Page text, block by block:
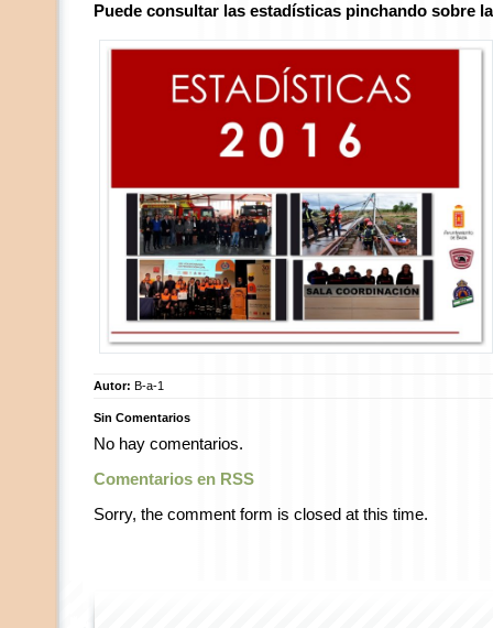
Puede consultar las estadísticas pinchando sobre
Autor: B-a-1
Sin Comentarios
No hay comentarios.
Comentarios en RSS
Sorry, the comment form is closed at this time.